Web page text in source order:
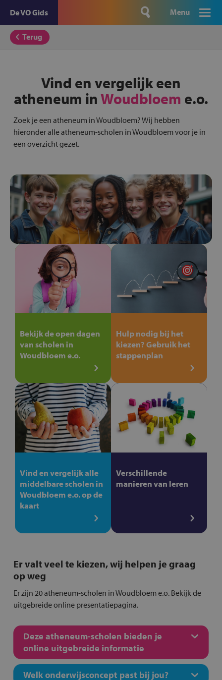
De VO Gids Menu
Terug
Vind en vergelijk een
atheneum inWoudbloem e.o.
Zoek je een atheneum in Woudbloem? Wij hebben
hieronder alle atheneum-scholen in Woudbloem voor je in
een overzicht gezet.
Bekijk de open dagen
van scholen in
Woudbloem e.o.
Hulp nodig bij het
kiezen? Gebruik het
stappenplan
Vind en vergelijk alle
middelbare scholen in
Woudbloem e.o. op de
kaart
Verschillende
manieren van leren
Er valt veel te kiezen, wij helpen je graag
op weg
Er zijn 20 atheneum-scholen in Woudbloem e.o. Bekijk de
uitgebreide online presentatiepagina.
Deze atheneum-scholen bieden je
online uitgebreide informatie
Welk onderwijsconcept past bij jou?